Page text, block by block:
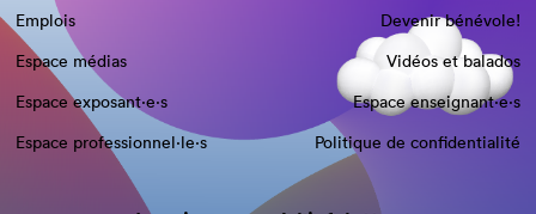
Emplois
Devenir bénévole!
Espace médias
Vidéos et balados
Espace exposant·e⋅s
Espace enseignant·e⋅s
Espace professionnel·le⋅s
Politique de confidentialité